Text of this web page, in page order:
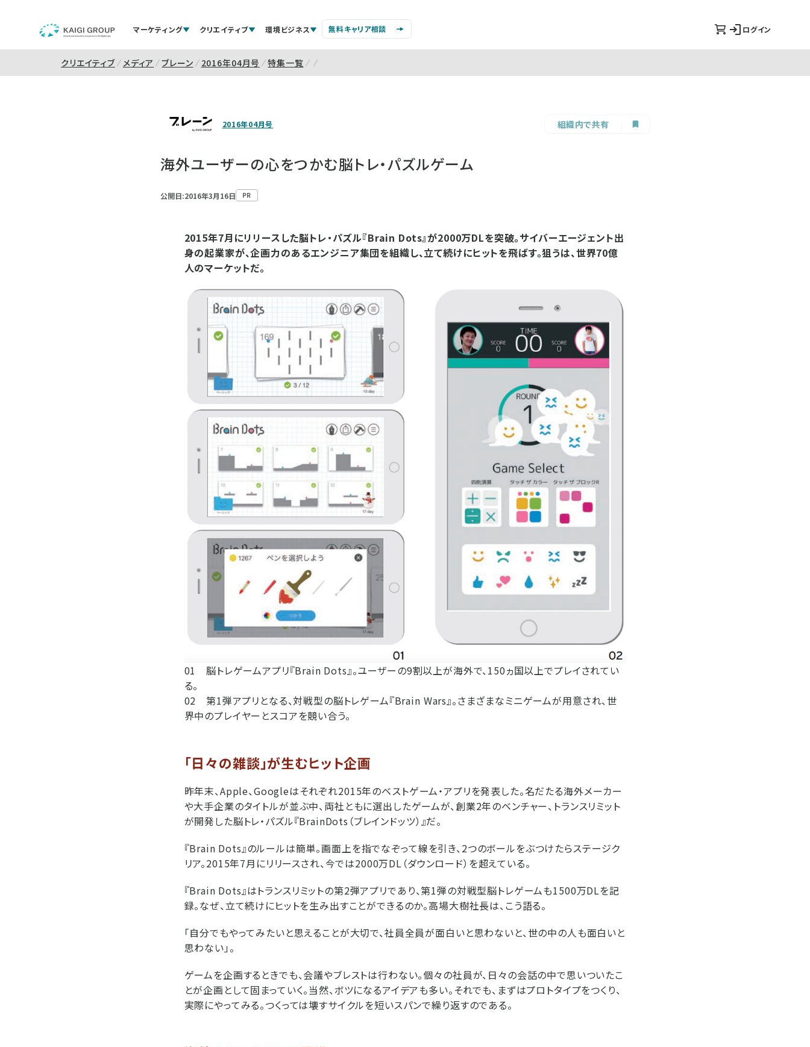
マーケティング クリエイティブ 環境ビジネス 無料キャリア相談 ログイン
クリエイティブ メディア ブレーン 2016年04月号 特集一覧
2016年04月号 組織内で共有
海外ユーザーの心をつかむ脳トレ・パズルゲーム
公開日:2016年3月16日 PR
2015年7月にリリースした脳トレ・パズル『Brain Dots』が2000万DLを突破。サイバーエージェント出
身の起業家が、企画力のあるエンジニア集団を組織し、立て続けにヒットを飛ばす。狙うは、世界70億
人のマーケットだ。
01 脳トレゲームアプリ『Brain Dots』。ユーザーの9割以上が海外で、150ヵ国以上でプレイされてい
る。
02 第1弾アプリとなる、対戦型の脳トレゲーム『Brain Wars』。さまざまなミニゲームが用意され、世
界中のプレイヤーとスコアを競い合う。
「日々の雑談」が生むヒット企画
昨年末、Apple、Googleはそれぞれ2015年のベストゲーム・アプリを発表した。名だたる海外メーカー
や大手企業のタイトルが並ぶ中、両社ともに選出したゲームが、創業2年のベンチャー、トランスリミット
が開発した脳トレ・パズル『BrainDots（ブレインドッツ）』だ。
『Brain Dots』のルールは簡単。画面上を指でなぞって線を引き、2つのボールをぶつけたらステージク
リア。2015年7月にリリースされ、今では2000万DL（ダウンロード）を超えている。
『Brain Dots』はトランスリミットの第2弾アプリであり、第1弾の対戦型脳トレゲームも1500万DLを記
録。なぜ、立て続けにヒットを生み出すことができるのか。高場大樹社長は、こう語る。
「自分でもやってみたいと思えることが大切で、社員全員が面白いと思わないと、世の中の人も面白いと
思わない」。
ゲームを企画するときでも、会議やブレストは行わない。個々の社員が、日々の会話の中で思いついたこ
とが企画として固まっていく。当然、ボツになるアイデアも多い。それでも、まずはプロトタイプをつくり、
実際にやってみる。つくっては壊すサイクルを短いスパンで繰り返すのである。